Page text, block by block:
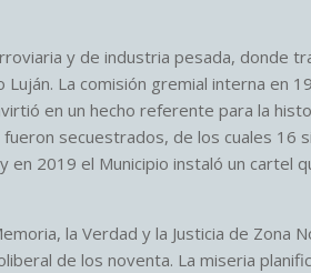
y de industria pesada, donde
La comisión gremial interna en
en un hecho referente para la
secuestrados, de los cuales 16
2019 el Municipio instaló un cartel
la Verdad y la Justicia de Zona
de los noventa. La miseria